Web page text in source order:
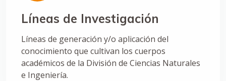
Líneas de Investigación
Líneas de generación y/o aplicación del
conocimiento que cultivan los cuerpos
académicos de la División de Ciencias Naturales
e Ingeniería.